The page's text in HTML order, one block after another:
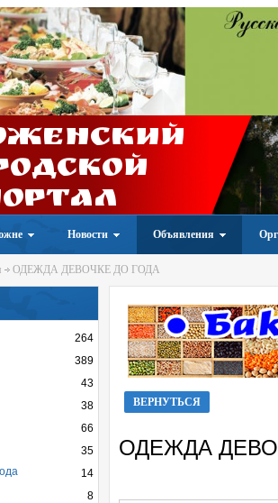
Новости Объявления
ОДЕЖДА ДЕВОЧКЕ ДО ГОДА
ВЕРНУТЬСЯ
ОДЕЖДА
264
389
43
38
66
35
14
8